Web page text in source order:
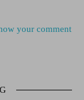
your comment